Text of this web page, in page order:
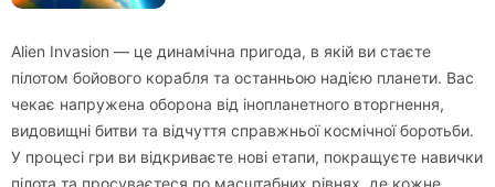
Alien Invasion — це динамічна пригода, в якій ви стаєте
пілотом бойового корабля та останньою надією планети. Вас
чекає напружена оборона від інопланетного вторгнення,
видовищні битви та відчуття справжньої космічної боротьби.
У процесі гри ви відкриваєте нові етапи, покращуєте навички
пілота та просуваєтеся по масштабних рівнях, де кожне